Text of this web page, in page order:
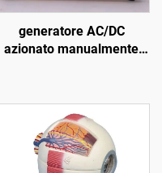
generatore AC/DC
azionato manualmente